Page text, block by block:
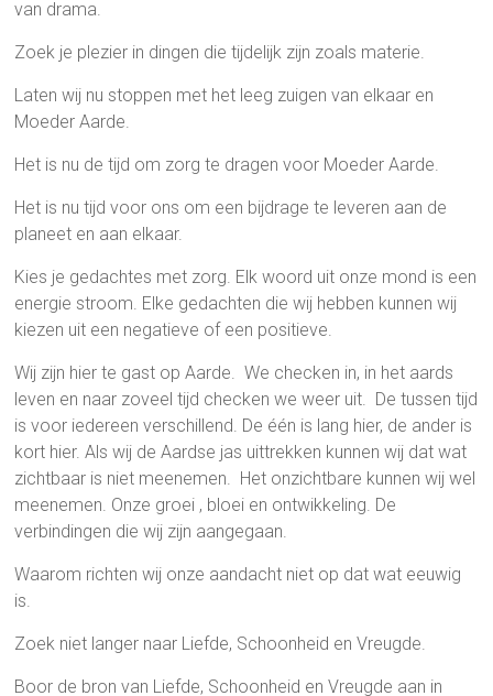
van drama.
Zoek je plezier in dingen die tijdelijk zijn zoals materie.
Laten wij nu stoppen met het leeg zuigen van elkaar en
Moeder Aarde.
Het is nu de tijd om zorg te dragen voor Moeder Aarde.
Het is nu tijd voor ons om een bijdrage te leveren aan de
planeet en aan elkaar.
Kies je gedachtes met zorg. Elk woord uit onze mond is een
energie stroom. Elke gedachten die wij hebben kunnen wij
kiezen uit een negatieve of een positieve.
Wij zijn hier te gast op Aarde. We checken in, in het aards
leven en naar zoveel tijd checken we weer uit. De tussen tijd
is voor iedereen verschillend. De één is lang hier, de ander is
kort hier. Als wij de Aardse jas uittrekken kunnen wij dat wat
zichtbaar is niet meenemen. Het onzichtbare kunnen wij wel
meenemen. Onze groei , bloei en ontwikkeling. De
verbindingen die wij zijn aangegaan.
Waarom richten wij onze aandacht niet op dat wat eeuwig
is.
Zoek niet langer naar Liefde, Schoonheid en Vreugde.
Boor de bron van Liefde, Schoonheid en Vreugde aan in